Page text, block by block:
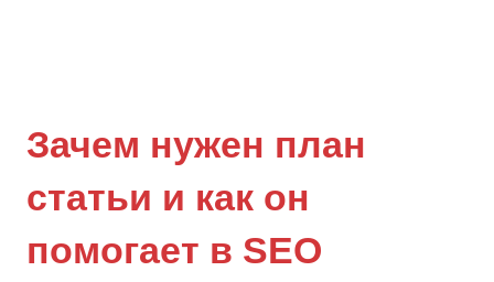
Зачем нужен план
статьи и как он
помогает в SEO